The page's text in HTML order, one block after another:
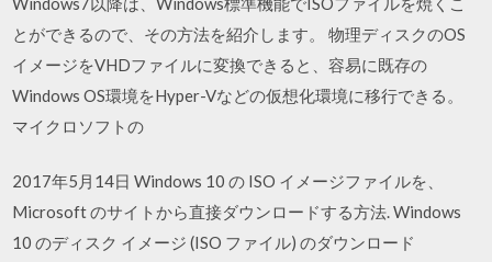
とができるので、その方法を紹介します。 物理ディスクのOS
イメージをVHDファイルに変換できると、容易に既存の
Windows OS環境をHyper-Vなどの仮想化環境に移行できる。
マイクロソフトの
2017年5月14日 Windows 10 の ISO イメージファイルを、
Microsoft のサイトから直接ダウンロードする方法. Windows
10 のディスク イメージ (ISO ファイル) のダウンロード